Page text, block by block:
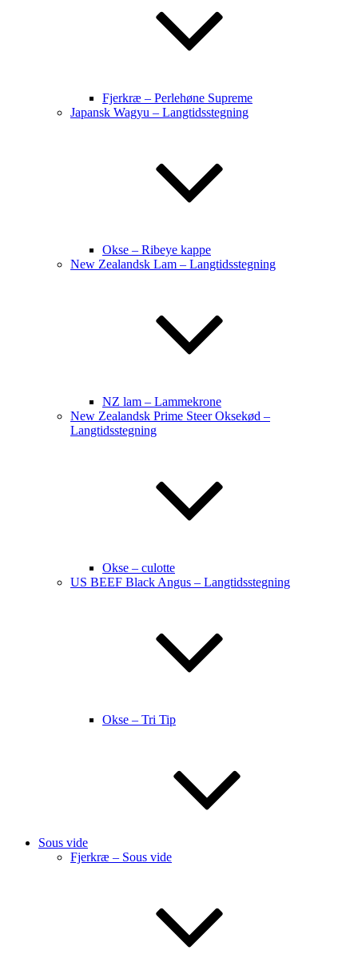
Fjerkræ – Perlehøne Supreme
Japansk Wagyu – Langtidsstegning
Okse – Ribeye kappe
New Zealandsk Lam – Langtidsstegning
NZ lam – Lammekrone
New Zealandsk Prime Steer Oksekød –
Langtidsstegning
Okse – culotte
US BEEF Black Angus – Langtidsstegning
Okse – Tri Tip
Sous vide
Fjerkræ – Sous vide